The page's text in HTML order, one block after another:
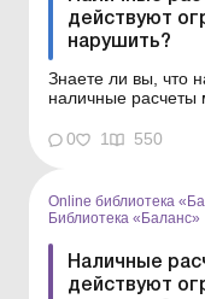
действуют
нарушить?
Знаете ли вы, что
наличные расчеты
лимиты действуют
правильно
сумме наличных
0 1 550
Online библиотека
Библиотека «Баланс»
Наличные
действуют